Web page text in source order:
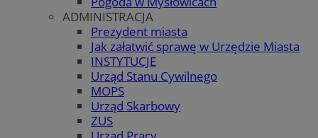
ADMINISTRACJA
Prezydent miasta
Jak załatwić sprawę w Urzędzie Miasta
INSTYTUCJE
Urząd Stanu Cywilnego
MOPS
Urząd Skarbowy
ZUS